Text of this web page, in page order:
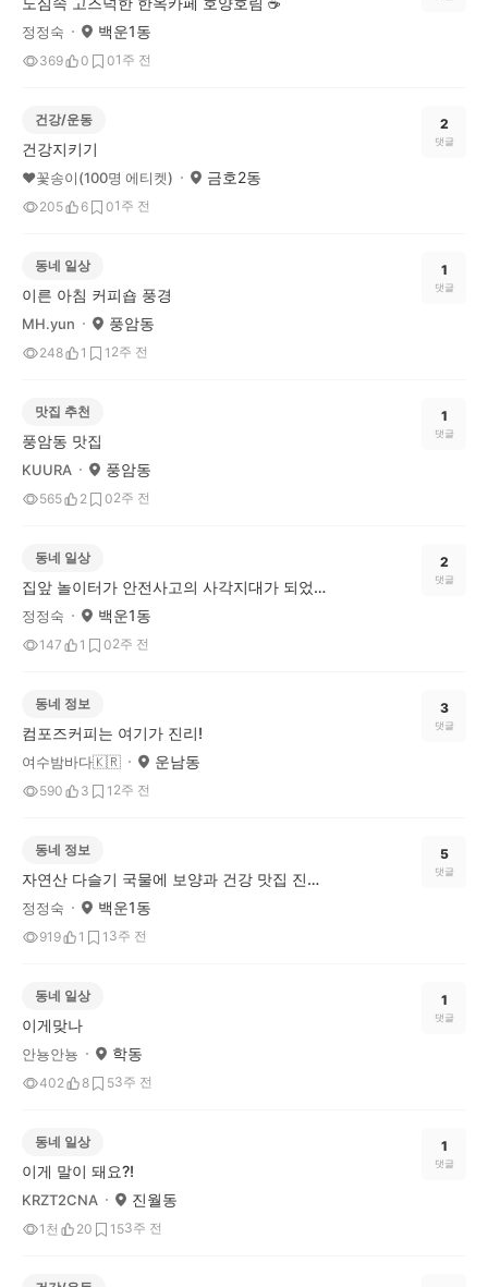
정정숙 백운1동
369 0 01주 전
건강/운동
건강지키기
❤꽃송이(100명 에티켓) 금호2동
205 6 01주 전
2
댓글
동네 일상
이른 아침 커피숍 풍경
MH.yun 풍암동
248 1 1 2주 전
1
댓글
맛집 추천
풍암동 맛집
KUURA 풍암동
565 2 02주 전
1
댓글
동네 일상
집앞 놀이터가 안전사고의 사각지대가 되었네요!
정정숙 백운1동
147 1 02주 전
2
댓글
동네 정보
컴포즈커피는 여기가 진리!
여수밤바다🇰🇷 운남동
590 3 1 2주 전
3
댓글
동네 정보
자연산 다슬기 국물에 보양과 건강 맛집 진월다슬기!
정정숙 백운1동
919 1 1 3주 전
5
댓글
동네 일상
이게맞나
안뇽안뇽 학동
402 8 53주 전
1
댓글
동네 일상
이게 말이 돼요?!
KRZT2CNA 진월동
1천 20 153주 전
1
댓글